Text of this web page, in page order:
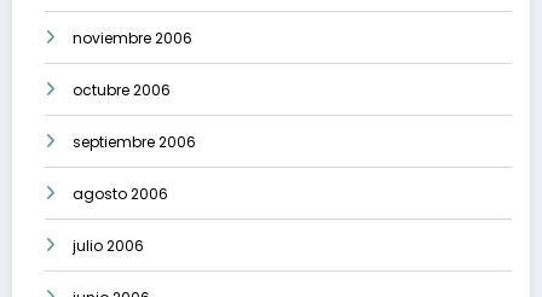
noviembre 2006
octubre 2006
septiembre 2006
agosto 2006
julio 2006